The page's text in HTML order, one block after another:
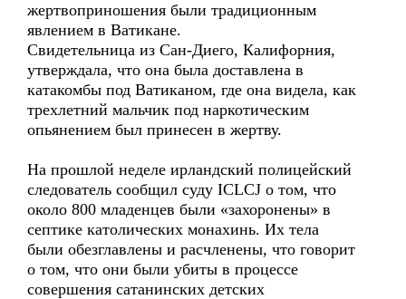
жертвоприношения были традиционным
явлением в Ватикане.
Свидетельница из Сан-Диего, Калифорния,
утверждала, что она была доставлена в
катакомбы под Ватиканом, где она видела, как
трехлетний мальчик под наркотическим
опьянением был принесен в жертву.
На прошлой неделе ирландский полицейский
следователь сообщил суду ICLCJ о том, что
около 800 младенцев были «захоронены» в
септике католических монахинь. Их тела
были обезглавлены и расчленены, что говорит
о том, что они были убиты в процессе
совершения сатанинских детских